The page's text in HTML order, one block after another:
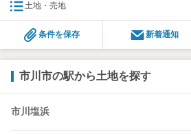
土地・売地
条件を保存 新着通知
市川市の駅から土地を探す
市川塩浜